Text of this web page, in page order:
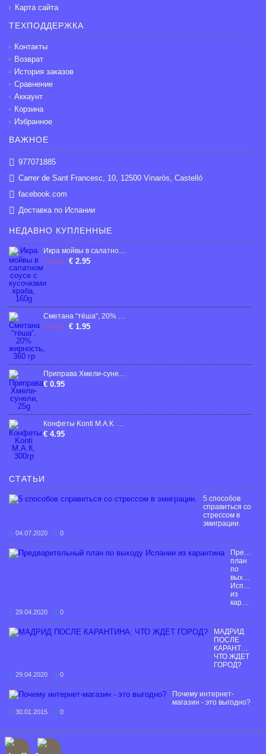
Карта сайта
ТЕХПОДДЕРЖКА
Контакты
Возврат
История заказов
Сравнение
Аккаунт
Корзина
Избранное
ВАЖНОЕ
977071885
Carrer de Sant Francesc, 10, 12500 Vinaròs, Castelló
facebook.com
Доставка по Испании
НЕДАВНО КУПЛЕННЫЕ
Икра мойвы в салатном соусе с кусочками краба, 160g
€ 4.95
€ 2.95
Сметана “тёша“, 20% жирность, 360 гр
€ 2.95
€ 1.95
Приправа Хмели-сунели, 25g
€ 0.95
Конфеты Konti М.А.К. 300гр
€ 4.95
СТАТЬИ
5 способов
справиться со
стрессом в
эмиграции.
04.07.2020 0
план
по
выходу
Испании
из
карантина
29.04.2020 0
МАДРИД
ПОСЛЕ
КАРАНТИНА:
ЧТО ЖДЕТ
ГОРОД?
29.04.2020 0
Почему интернет-
магазин - это выгодно?
30.01.2015 0